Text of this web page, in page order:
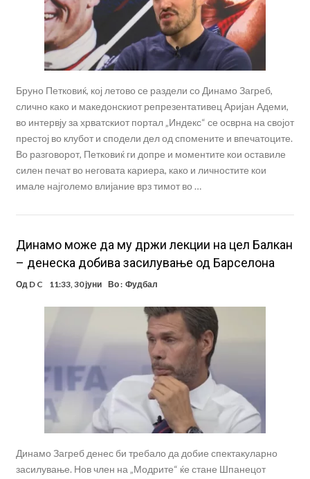
Бруно Петковиќ, кој летово се раздели со Динамо Загреб,
слично како и македонскиот репрезентативец Аријан Адеми,
во интервју за хрватскиот портал „Индекс“ се осврна на својот
престој во клубот и сподели дел од спомените и впечатоците.
Во разговорот, Петковиќ ги допре и моментите кои оставиле
силен печат во неговата кариера, како и личностите кои
имале најголемо влијание врз тимот во …
Динамо може да му држи лекции на цел Балкан
– денеска добива засилување од Барселона
Од D C 11:33, 30 јуни Во : Фудбал
Динамо Загреб денес би требало да добие спектакуларно
засилување. Нов член на „Модрите“ ќе стане Шпанецот